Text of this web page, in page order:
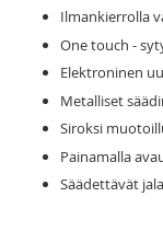
Ilmankierrolla
One touch -
Elektroninen
Metalliset
Siroksi
Painamalla
Säädettävät